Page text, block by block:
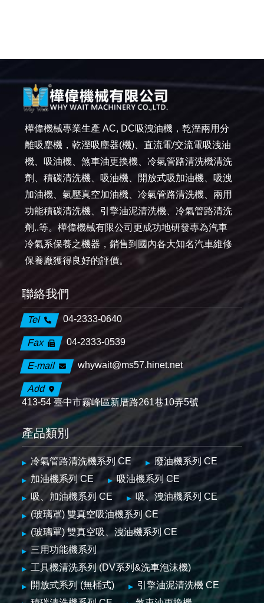
樺偉機械專業生產 AC, DC吸洩油機，乾溼兩用分
離吸塵機，乾溼吸塵器(機)、直流電/交流電吸洩油
機、吸油機、煞車油更換機、冷氣管路清洗機清洗
劑、積碳清洗機、吸油機、開放式吸加油機、吸洩
加油機、氣壓真空加油機、冷氣管路清洗機、兩用
功能積碳清洗機、引擎油泥清洗機、冷氣管路清洗
劑..等。樺偉機械有限公司更成功地研發專為汽車
冷氣系保養之機器，銷售到國內各大知名汽車維修
保養廠獲得良好的評價。
聯絡我們
Tel 04-2333-0640
Fax 04-2333-0539
E-mail whywait@ms57.hinet.net
Add
413-54 臺中市霧峰區新厝路261巷10弄5號
產品類別
冷氣管路清洗機系列 CE
廢油機系列 CE
加油機系列 CE
吸油機系列 CE
吸、加油機系列 CE
吸、洩油機系列 CE
(玻璃罩) 雙真空吸油機系列 CE
(玻璃罩) 雙真空吸、洩油機系列 CE
三用功能機系列
工具機清洗系列 (DV系列&洗車泡沫機)
開放式系列 (無桶式)
引擎油泥清洗機 CE